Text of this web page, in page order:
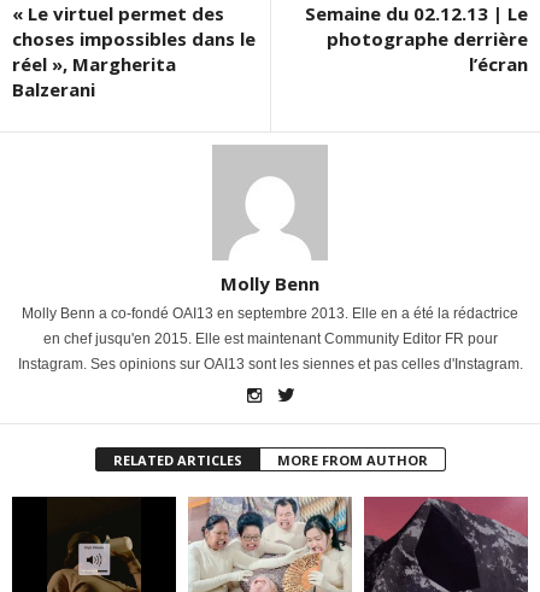
« Le virtuel permet des
choses impossibles dans le
réel », Margherita
Balzerani
Semaine du 02.12.13 | Le
photographe derrière
l’écran
Molly Benn
Molly Benn a co-fondé OAI13 en septembre 2013. Elle en a été la rédactrice
en chef jusqu'en 2015. Elle est maintenant Community Editor FR pour
Instagram. Ses opinions sur OAI13 sont les siennes et pas celles d'Instagram.
RELATED ARTICLES MORE FROM AUTHOR